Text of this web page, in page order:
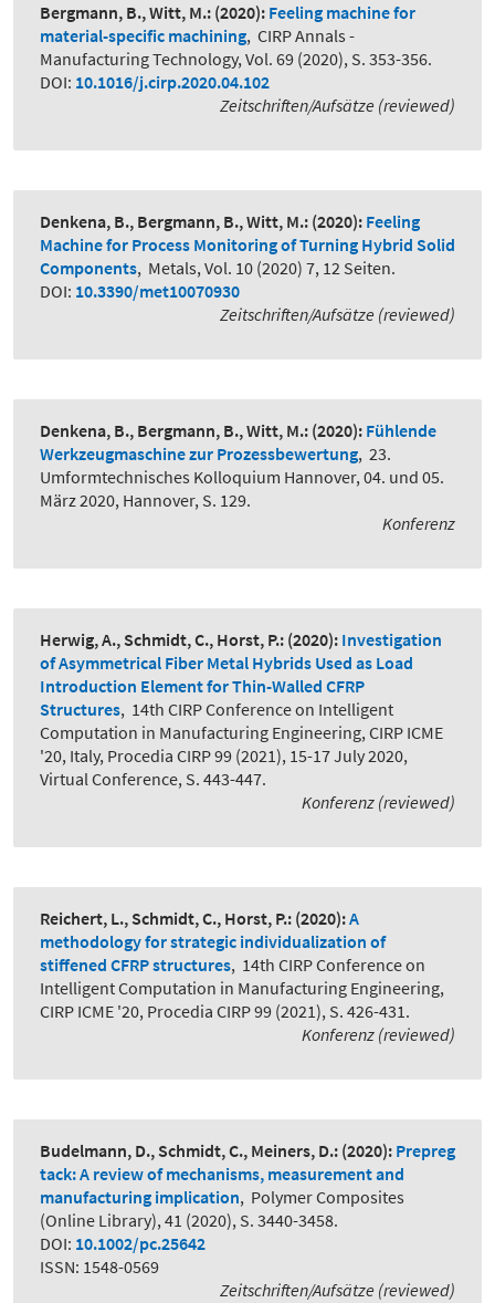
Bergmann, B., Witt, M.: (2020): Feeling machine for
material-specific machining, CIRP Annals -
Manufacturing Technology, Vol. 69 (2020), S. 353-356.
DOI: 10.1016/j.cirp.2020.04.102
Zeitschriften/Aufsätze (reviewed)
Denkena, B., Bergmann, B., Witt, M.: (2020): Feeling
Machine for Process Monitoring of Turning Hybrid Solid
Components, Metals, Vol. 10 (2020) 7, 12 Seiten.
DOI: 10.3390/met10070930
Zeitschriften/Aufsätze (reviewed)
Denkena, B., Bergmann, B., Witt, M.: (2020): Fühlende
Werkzeugmaschine zur Prozessbewertung, 23.
Umformtechnisches Kolloquium Hannover, 04. und 05.
März 2020, Hannover, S. 129.
Konferenz
Herwig, A., Schmidt, C., Horst, P.: (2020): Investigation
of Asymmetrical Fiber Metal Hybrids Used as Load
Introduction Element for Thin-Walled CFRP
Structures, 14th CIRP Conference on Intelligent
Computation in Manufacturing Engineering, CIRP ICME
'20, Italy, Procedia CIRP 99 (2021), 15-17 July 2020,
Virtual Conference, S. 443-447.
Konferenz (reviewed)
Reichert, L., Schmidt, C., Horst, P.: (2020):A
methodology for strategic individualization of
stiffened CFRP structures, 14th CIRP Conference on
Intelligent Computation in Manufacturing Engineering,
CIRP ICME '20, Procedia CIRP 99 (2021), S. 426-431.
Konferenz (reviewed)
Budelmann, D., Schmidt, C., Meiners, D.: (2020): Prepreg
tack: A review of mechanisms, measurement and
manufacturing implication, Polymer Composites
(Online Library), 41 (2020), S. 3440-3458.
DOI: 10.1002/pc.25642
ISSN: 1548-0569
Zeitschriften/Aufsätze (reviewed)